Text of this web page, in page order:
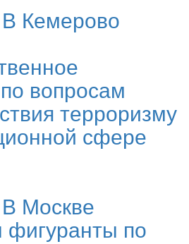
В Кемерово
вопросам
терроризму
сфере
В Москве
фигуранты по